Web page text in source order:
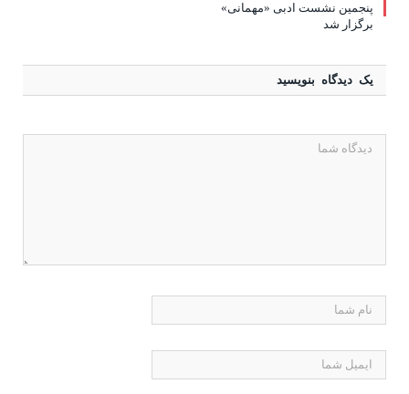
پنجمین نشست ادبی «مهمانی»
برگزار شد
یک دیدگاه بنویسید